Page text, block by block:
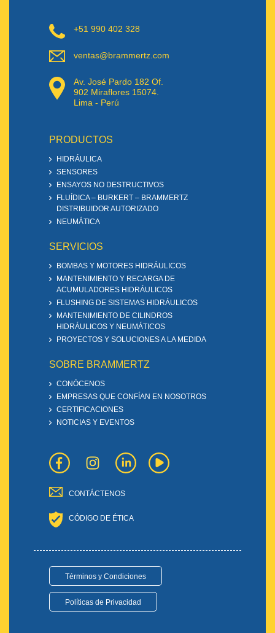
+51 990 402 328
ventas@brammertz.com
Av. José Pardo 182 Of.
902 Miraflores 15074.
Lima - Perú
PRODUCTOS
HIDRÁULICA
SENSORES
ENSAYOS NO DESTRUCTIVOS
FLUÍDICA – BURKERT – BRAMMERTZ
DISTRIBUIDOR AUTORIZADO
NEUMÁTICA
SERVICIOS
BOMBAS Y MOTORES HIDRÁULICOS
MANTENIMIENTO Y RECARGA DE
ACUMULADORES HIDRÁULICOS
FLUSHING DE SISTEMAS HIDRÁULICOS
MANTENIMIENTO DE CILINDROS
HIDRÁULICOS Y NEUMÁTICOS
PROYECTOS Y SOLUCIONES A LA MEDIDA
SOBRE BRAMMERTZ
CONÓCENOS
EMPRESAS QUE CONFÍAN EN NOSOTROS
CERTIFICACIONES
NOTICIAS Y EVENTOS
CONTÁCTENOS
CÓDIGO DE ÉTICA
Términos y Condiciones
Políticas de Privacidad